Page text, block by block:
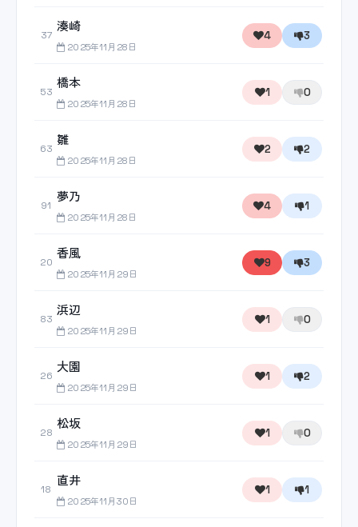
37
湊崎
2025年11月28日
4 3
53
橋本
2025年11月28日
1 0
63
雛
2025年11月28日
2 2
91
夢乃
2025年11月28日
4 1
20
香風
2025年11月29日
9 3
83
浜辺
2025年11月29日
1 0
26
大園
2025年11月29日
1 2
28
松坂
2025年11月29日
1 0
18
直井
2025年11月30日
1 1